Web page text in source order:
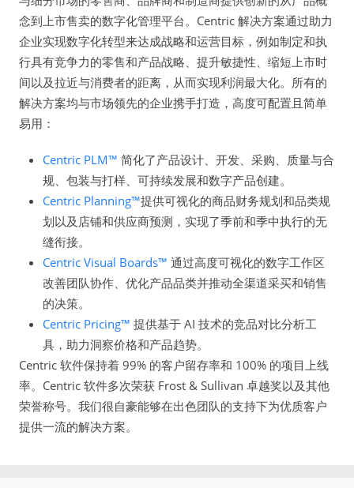
念到上市售卖的数字化管理平台。Centric 解决方案通过助力
企业实现数字化转型来达成战略和运营目标，例如制定和执
行具有竞争力的零售和产品战略、提升敏捷性、缩短上市时
间以及拉近与消费者的距离，从而实现利润最大化。所有的
解决方案均与市场领先的企业携手打造，高度可配置且简单
易用：
Centric PLM™ 简化了产品设计、开发、采购、质量与合
规、包装与打样、可持续发展和数字产品创建。
Centric Planning™提供可视化的商品财务规划和品类规
划以及店铺和供应商预测，实现了季前和季中执行的无
缝衔接。
Centric Visual Boards™ 通过高度可视化的数字工作区
改善团队协作、优化产品品类并推动全渠道采买和销售
的决策。
Centric Pricing™ 提供基于 AI 技术的竞品对比分析工
具，助力洞察价格和产品趋势。
Centric 软件保持着 99% 的客户留存率和 100% 的项目上线
率。Centric 软件多次荣获 Frost & Sullivan 卓越奖以及其他
荣誉称号。我们很自豪能够在出色团队的支持下为优质客户
提供一流的解决方案。